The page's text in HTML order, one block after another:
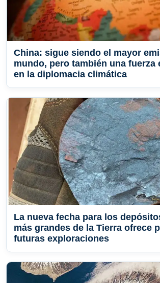
China: sigue siendo el mayor
mundo, pero también una fuerza
en la diplomacia climática
La nueva fecha para los
más grandes de la Tierra ofrece
futuras exploraciones